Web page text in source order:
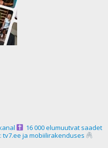
16 000 elumuutvat saadet
tv7.ee ja mobiilirakenduses